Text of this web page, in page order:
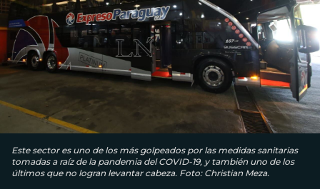
Este sector es uno de los más golpeados por las medidas sanitarias
tomadas a raíz de la pandemia del COVID-19, y también uno de los
últimos que no logran levantar cabeza. Foto: Christian Meza.